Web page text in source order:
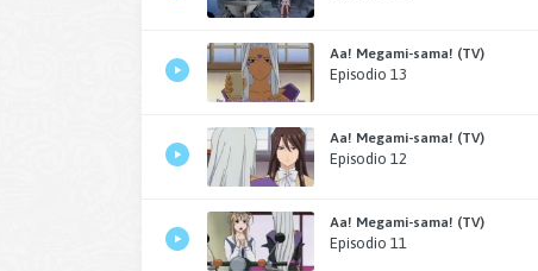
Aa! Megami-sama! (TV)
Episodio 13
Aa! Megami-sama! (TV)
Episodio 12
Aa! Megami-sama! (TV)
Episodio 11